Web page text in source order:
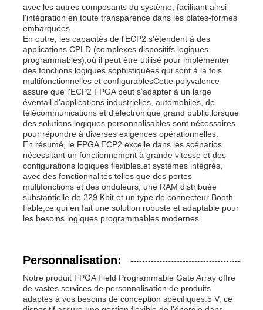
avec les autres composants du système, facilitant ainsi
l'intégration en toute transparence dans les plates-formes
embarquées.
En outre, les capacités de l'ECP2 s'étendent à des
applications CPLD (complexes dispositifs logiques
programmables),où il peut être utilisé pour implémenter
des fonctions logiques sophistiquées qui sont à la fois
multifonctionnelles et configurablesCette polyvalence
assure que l'ECP2 FPGA peut s'adapter à un large
éventail d'applications industrielles, automobiles, de
télécommunications et d'électronique grand public.lorsque
des solutions logiques personnalisables sont nécessaires
pour répondre à diverses exigences opérationnelles.
En résumé, le FPGA ECP2 excelle dans les scénarios
nécessitant un fonctionnement à grande vitesse et des
configurations logiques flexibles.et systèmes intégrés,
avec des fonctionnalités telles que des portes
multifonctions et des onduleurs, une RAM distribuée
substantielle de 229 Kbit et un type de connecteur Booth
fiable,ce qui en fait une solution robuste et adaptable pour
les besoins logiques programmables modernes.
Personnalisation:
Notre produit FPGA Field Programmable Gate Array offre
de vastes services de personnalisation de produits
adaptés à vos besoins de conception spécifiques.5 V, ce